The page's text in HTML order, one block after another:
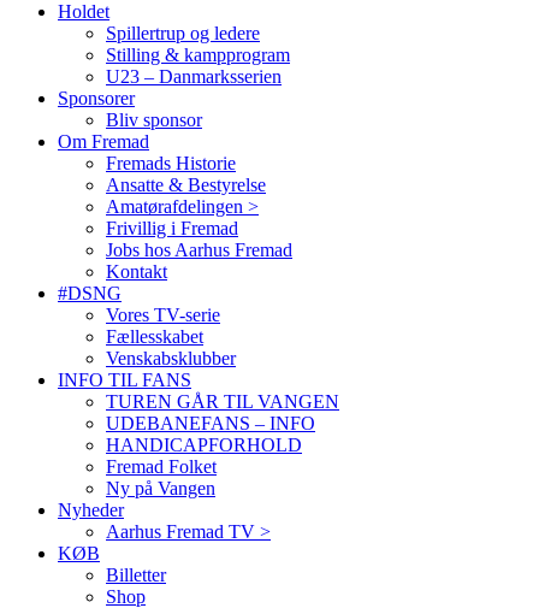
Holdet
Spillertrup og ledere
Stilling & kampprogram
U23 – Danmarksserien
Sponsorer
Bliv sponsor
Om Fremad
Fremads Historie
Ansatte & Bestyrelse
Amatørafdelingen >
Frivillig i Fremad
Jobs hos Aarhus Fremad
Kontakt
#DSNG
Vores TV-serie
Fællesskabet
Venskabsklubber
INFO TIL FANS
TUREN GÅR TIL VANGEN
UDEBANEFANS – INFO
HANDICAPFORHOLD
Fremad Folket
Ny på Vangen
Nyheder
Aarhus Fremad TV >
KØB
Billetter
Shop